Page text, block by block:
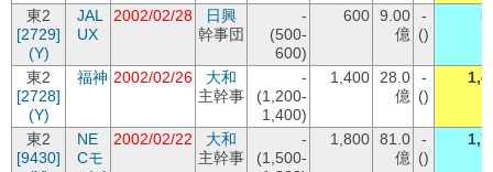
東2
[2729]
(Y)
JAL
UX
2002/02/28
日興
幹事団
-
(500-
600)
600 9.00
億
-
()
東2
[2728]
(Y)
福神 2002/02/26
大和
主幹事
-
(1,200-
1,400)
1,400
28.0
億
-
()
東2
[9430]
NE
Cモ
2002/02/22
大和
主幹事
-
(1,500-
1,800 81.0
億
-
()